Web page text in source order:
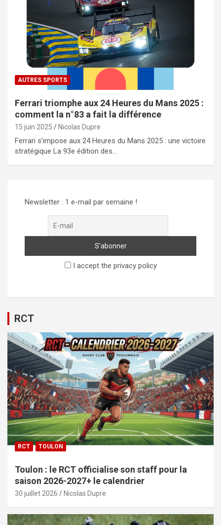
AUTRES SPORTS
Ferrari triomphe aux 24 Heures du Mans 2025 :
comment la n°83 a fait la différence
15 juin 2025 Nicolas Dupre
Ferrari s’impose aux 24 Heures du Mans 2025 : une victoire
stratégique La 93e édition des…
Newsletter : 1 e-mail par semaine !
I accept the privacy policy
RCT
RCT TOULON
Toulon : le RCT officialise son staff pour la
saison 2026-2027+ le calendrier
30 juillet 2026 Nicolas Dupre